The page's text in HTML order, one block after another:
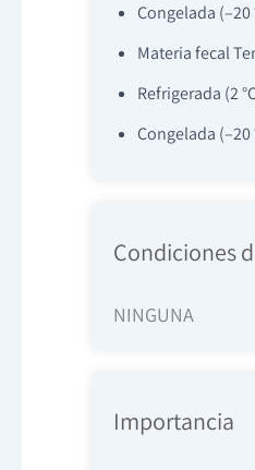
Congelada (–20
Materia fecal
Refrigerada (2
Congelada
Condiciones
NINGUNA
Importancia